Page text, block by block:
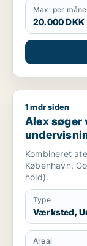
Max. per
20.000 DKK
Alex søger
1 mdr siden
Alex
leje i
Kombineret
København.
hold).
Type
Værksted,
Areal